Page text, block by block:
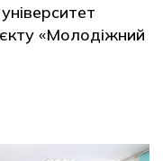
«Молодіжний